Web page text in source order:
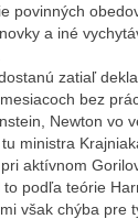
povinných
a iné
zatiaľ
bez
Newton vo
ministra
aktívnom
podľa teórie
však chýba pre